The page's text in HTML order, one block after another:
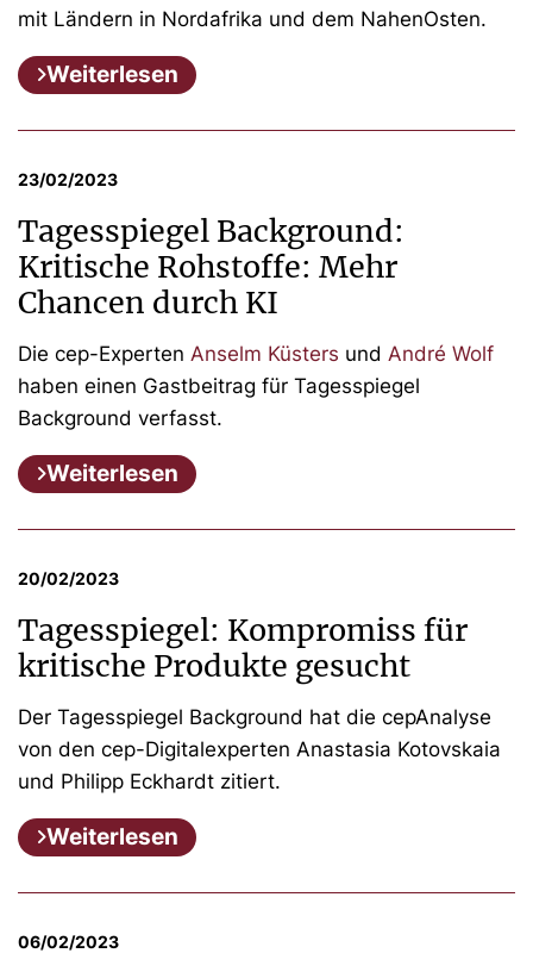
mit Ländern in Nordafrika und dem NahenOsten.
Weiterlesen
23/02/2023
Tagesspiegel Background:
Kritische Rohstoffe: Mehr
Chancen durch KI
Die cep-Experten Anselm Küsters und André Wolf
haben einen Gastbeitrag für Tagesspiegel
Background verfasst.
Weiterlesen
20/02/2023
Tagesspiegel: Kompromiss für
kritische Produkte gesucht
Der Tagesspiegel Background hat die cepAnalyse
von den cep-Digitalexperten Anastasia Kotovskaia
und Philipp Eckhardt zitiert.
Weiterlesen
06/02/2023